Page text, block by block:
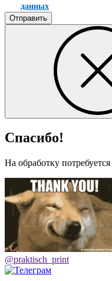
данных
Отправить
Спасибо!
На обработку
@praktisch_print